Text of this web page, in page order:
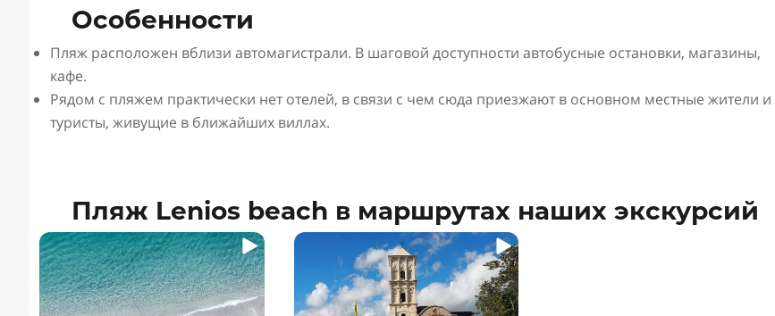
Особенности
Пляж расположен вблизи автомагистрали. В шаговой доступности автобусные остановки, магазины,
кафе.
Рядом с пляжем практически нет отелей, в связи с чем сюда приезжают в основном местные жители и
туристы, живущие в ближайших виллах.
Пляж Lenios beach в маршрутах наших экскурсий